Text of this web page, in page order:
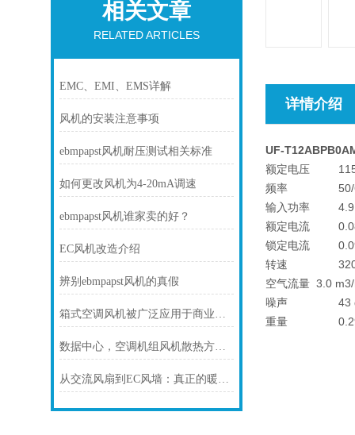
相关文章
RELATED ARTICLES
EMC、EMI、EMS详解
风机的安装注意事项
ebmpapst风机耐压测试相关标准
如何更改风机为4-20mA调速
ebmpapst风机谁家卖的好？
EC风机改造介绍
辨别ebmpapst风机的真假
箱式空调风机被广泛应用于商业场所
数据中心，空调机组风机散热方案！
从交流风扇到EC风墙：真正的暖通空调改造，节能高达69%
详情介绍
UF-
额定电压
频率 50/
输入功率 4.9（
额定电流 0.08
锁定电流 0.09
转速 3200
空气流量 3.0
噪声 43
重量